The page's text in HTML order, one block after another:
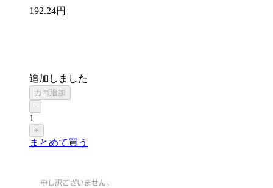
192.24円
追加しました
カゴ追加
-
1
+
まとめて買う